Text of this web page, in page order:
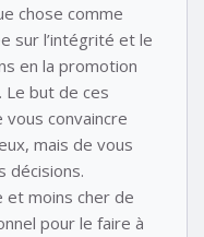
chose comme
sur l’intégrité et le
en la promotion
Le but de ces
vous convaincre
mais de vous
décisions.
et moins cher de
pour le faire à